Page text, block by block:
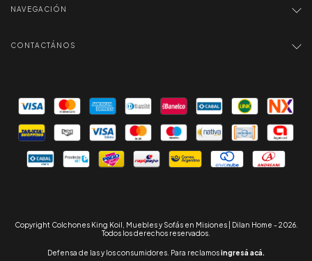
NAVEGACIÓN
CONTACTÁNOS
Copyright Colchones King Koil, Muebles y Sofás en Misiones | Dilan Home - 2026.
Todos los derechos reservados.
Defensa de las y los consumidores. Para reclamosingresá acá.